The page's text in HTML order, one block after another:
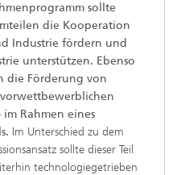
sollte
die Kooperation
Industrie fördern und
unterstützen. Ebenso
die Förderung von
Rahmen eines
Im Unterschied zu dem
sollte dieser Teil
technologiegetrieben